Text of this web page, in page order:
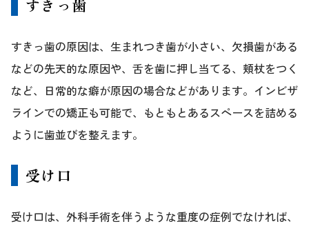
すきっ歯
すきっ歯の原因は、生まれつき歯が小さい、欠損歯がある
などの先天的な原因や、舌を歯に押し当てる、頬杖をつく
など、日常的な癖が原因の場合などがあります。インビザ
ラインでの矯正も可能で、もともとあるスペースを詰める
ように歯並びを整えます。
受け口
受け口は、外科手術を伴うような重度の症例でなければ、